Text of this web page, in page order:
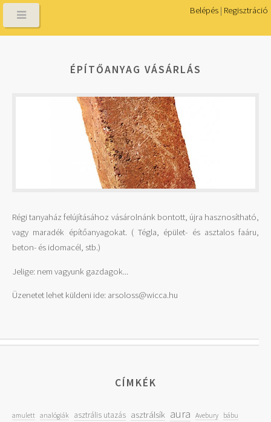
Belépés | Regisztráció
ÉPÍTŐANYAG VÁSÁRLÁS
Régi tanyaház felújításához vásárolnánk bontott, újra hasznosítható,
vagy maradék építőanyagokat. ( Tégla, épület- és asztalos faáru,
beton- és idomacél, stb.)
Jelige: nem vagyunk gazdagok...
Üzenetet lehet küldeni ide: arsoloss@wicca.hu
CÍMKÉK
amulett analógiák asztrális utazás asztrálsík aura Avebury bábu